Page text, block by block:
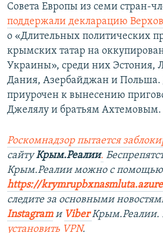
Совета Европы из семи стран-
поддержали декларацию
о «Длительных политических
крымских татар на
Украины», среди них Эстония,
Дания, Азербайджан и Польша.
приурочен к вынесению
Джелялу и братьям Ахтемовым.
Роскомнадзор пытается
сайтуКрым.Реалии.
Крым.Реалии можно с помощью
https://
следите за основными
Instagram и ViberКрым.Реалии.
установить VPN.